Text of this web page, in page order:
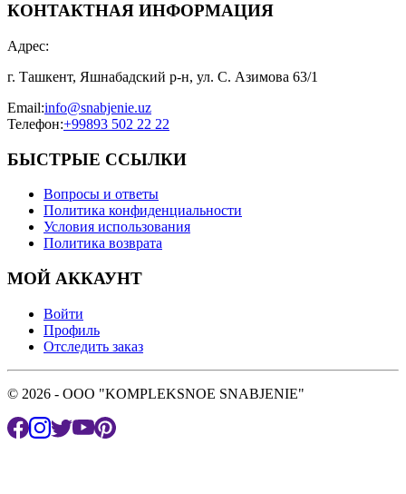
КОНТАКТНАЯ ИНФОРМАЦИЯ
Адрес:
г. Ташкент, Яшнабадский р-н, ул. С. Азимова 63/1
Email:info@snabjenie.uz
Телефон:+99893 502 22 22
БЫСТРЫЕ ССЫЛКИ
Вопросы и ответы
Политика конфиденциальности
Условия использования
Политика возврата
МОЙ АККАУНТ
Войти
Профиль
Отследить заказ
© 2026 - OOO "KOMPLEKSNOE SNABJENIE"